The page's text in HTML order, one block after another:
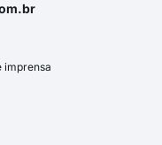
imprensa